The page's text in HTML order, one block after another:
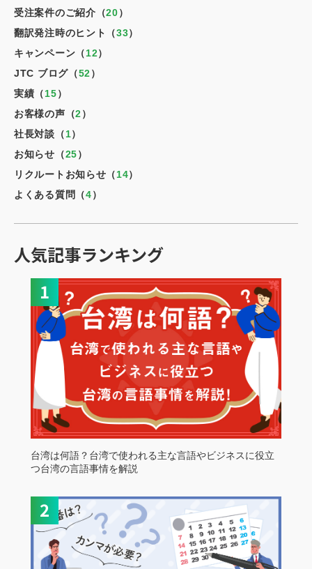
受注案件のご紹介（20）
翻訳発注時のヒント（33）
キャンペーン（12）
JTC ブログ（52）
実績（15）
お客様の声（2）
社長対談（1）
お知らせ（25）
リクルートお知らせ（14）
よくある質問（4）
人気記事ランキング
台湾は何語？台湾で使われる主な言語やビジネスに役立
つ台湾の言語事情を解説